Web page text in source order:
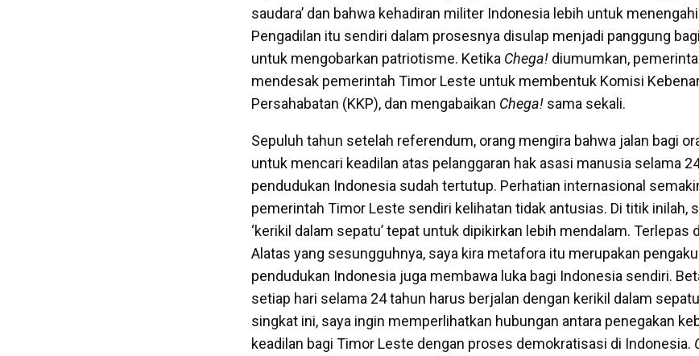
saudara’ dan bahwa kehadiran militer Indonesia lebih untuk
Pengadilan itu sendiri dalam prosesnya disulap menjadi panggung
untuk mengobarkan patriotisme. Ketika Chega! diumumkan,
mendesak pemerintah Timor Leste untuk membentuk Komisi
Persahabatan (KKP), dan mengabaikan Chega! sama sekali.
Sepuluh tahun setelah referendum, orang mengira bahwa jalan bagi
untuk mencari keadilan atas pelanggaran hak asasi manusia selama
pendudukan Indonesia sudah tertutup. Perhatian internasional
pemerintah Timor Leste sendiri kelihatan tidak antusias. Di titik inilah,
‘kerikil dalam sepatu’ tepat untuk dipikirkan lebih mendalam. Terlepas
Alatas yang sesungguhnya, saya kira metafora itu merupakan
pendudukan Indonesia juga membawa luka bagi Indonesia sendiri.
setiap hari selama 24 tahun harus berjalan dengan kerikil dalam
singkat ini, saya ingin memperlihatkan hubungan antara penegakan
keadilan bagi Timor Leste dengan proses demokratisasi di Indonesia.